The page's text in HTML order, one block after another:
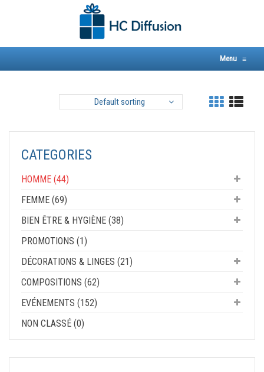
Menu ≡
CATEGORIES
HOMME (44)
FEMME (69)
BIEN ÊTRE & HYGIÈNE (38)
PROMOTIONS (1)
DÉCORATIONS & LINGES (21)
COMPOSITIONS (62)
EVÉNEMENTS (152)
NON CLASSÉ (0)
Default sorting